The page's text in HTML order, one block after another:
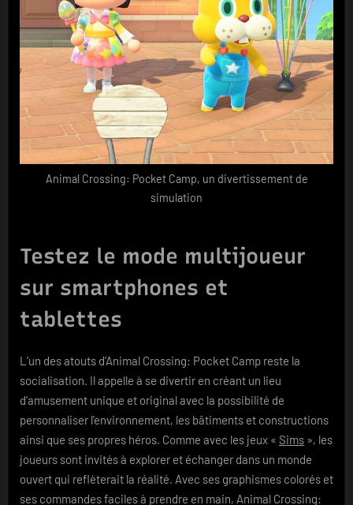
Animal Crossing: Pocket Camp, un divertissement de
simulation
Testez le mode multijoueur
sur smartphones et
tablettes
L’un des atouts d’Animal Crossing: Pocket Camp reste la
socialisation. Il appelle à se divertir en créant un lieu
d’amusement unique et original avec la possibilité de
personnaliser l’environnement, les bâtiments et constructions
ainsi que ses propres héros. Comme avec les jeux « Sims », les
joueurs sont invités à explorer et échanger dans un monde
ouvert qui reflèterait la réalité. Avec ses graphismes colorés et
ses commandes faciles à prendre en main, Animal Crossing: